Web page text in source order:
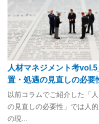
人材マネジメント考
置・処遇の見直しの必要
以前コラムでご紹介した「
の見直しの必要性」では人
の現...